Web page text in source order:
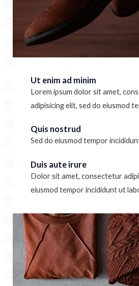
Ut enim ad minim
Lorem ipsum dolor sit amet,
adipisicing elit, sed do eiusmod
Quis nostrud
Sed do eiusmod tempor
Duis aute irure
Dolor sit amet, consectetur
eiusmod tempor incididunt ut